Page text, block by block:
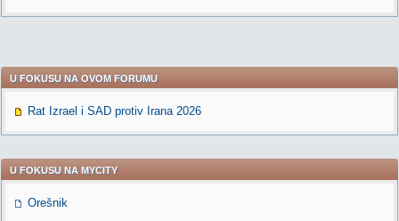
U FOKUSU NA OVOM FORUMU
Rat Izrael i SAD protiv Irana 2026
U FOKUSU NA MYCITY
Orešnik